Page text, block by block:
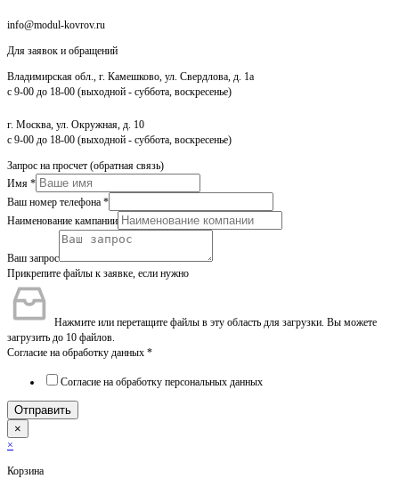
info@modul-kovrov.ru
Для заявок и обращений
Владимирская обл., г. Камешково, ул. Свердлова, д. 1а
с 9-00 до 18-00 (выходной - суббота, воскресенье)
г. Москва, ул. Окружная, д. 10
с 9-00 до 18-00 (выходной - суббота, воскресенье)
Запрос на просчет (обратная связь)
Имя *
Ваш номер телефона *
Наименование кампании
Ваш запрос
Прикрепите файлы к заявке, если нужно
Нажмите или перетащите файлы в эту область для загрузки. Вы можете
загрузить до 10 файлов.
Согласие на обработку данных *
Согласие на обработку персональных данных
Отправить
×
×
Корзина